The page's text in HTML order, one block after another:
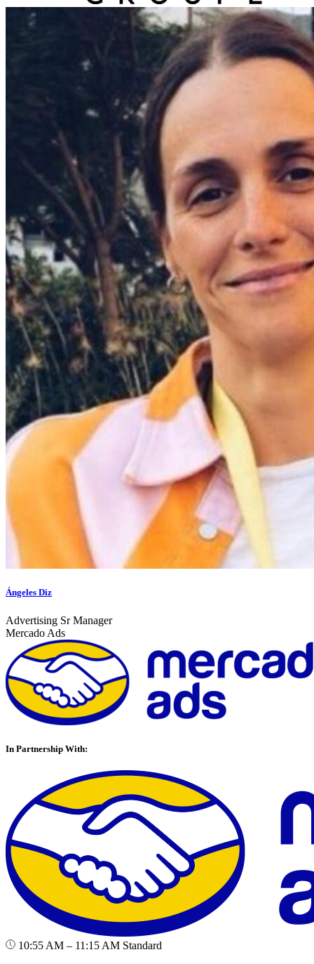
Ángeles Diz
Advertising Sr Manager
Mercado Ads
In Partnership With:
10:55 AM – 11:15 AM Standard